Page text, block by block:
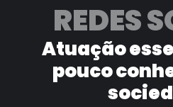
REDES
Atuação
pouco